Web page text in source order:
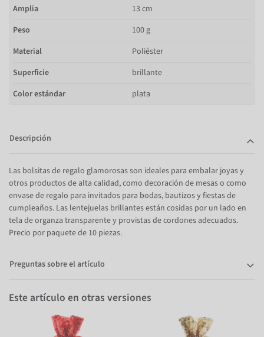
Amplia
13 cm
Peso
100 g
Material
Poliéster
Superficie
brillante
Color estándar
plata
Descripción
Las bolsitas de regalo glamorosas son ideales para embalar joyas y
otros productos de alta calidad, como decoración de mesas o como
envase de regalo para invitados para bodas, bautizos y fiestas de
cumpleaños. Las lentejuelas brillantes están cosidas por un lado en
tela de organza transparente y provistas de cordones adecuados.
Precio por paquete de 10 piezas.
Preguntas sobre el artículo
Este artículo en otras versiones